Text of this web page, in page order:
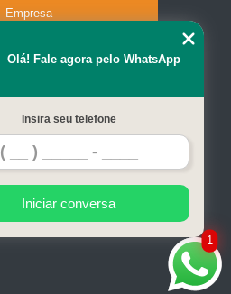
Empresa
Missão
Serviços
Contato
Mapa do site
1
Olá! Fale agora pelo WhatsApp
Insira seu telefone
Iniciar conversa